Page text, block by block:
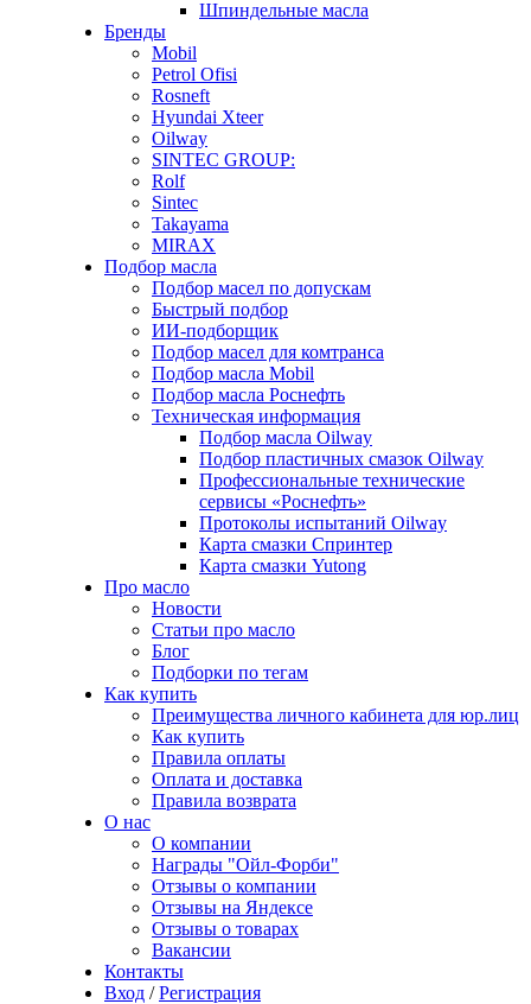
Шпиндельные масла
Бренды
Mobil
Petrol Ofisi
Rosneft
Hyundai Xteer
Oilway
SINTEC GROUP:
Rolf
Sintec
Takayama
MIRAX
Подбор масла
Подбор масел по допускам
Быстрый подбор
ИИ-подборщик
Подбор масел для комтранса
Подбор масла Mobil
Подбор масла Роснефть
Техническая информация
Подбор масла Oilway
Подбор пластичных смазок Oilway
Профессиональные технические
сервисы «Роснефть»
Протоколы испытаний Oilway
Карта смазки Спринтер
Карта смазки Yutong
Про масло
Новости
Статьи про масло
Блог
Подборки по тегам
Как купить
Преимущества личного кабинета для юр.лиц
Как купить
Правила оплаты
Оплата и доставка
Правила возврата
О нас
О компании
Награды "Ойл-Форби"
Отзывы о компании
Отзывы на Яндексе
Отзывы о товарах
Вакансии
Контакты
Вход / Регистрация